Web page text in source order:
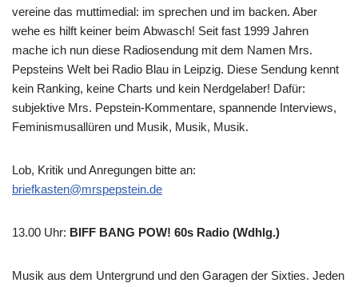
vereine das muttimedial: im sprechen und im backen. Aber
wehe es hilft keiner beim Abwasch! Seit fast 1999 Jahren
mache ich nun diese Radiosendung mit dem Namen Mrs.
Pepsteins Welt bei Radio Blau in Leipzig. Diese Sendung kennt
kein Ranking, keine Charts und kein Nerdgelaber! Dafür:
subjektive Mrs. Pepstein-Kommentare, spannende Interviews,
Feminismusallüren und Musik, Musik, Musik.
Lob, Kritik und Anregungen bitte an:
briefkasten@mrspepstein.de
13.00 Uhr: BIFF BANG POW! 60s Radio (Wdhlg.)
Musik aus dem Untergrund und den Garagen der Sixties. Jeden